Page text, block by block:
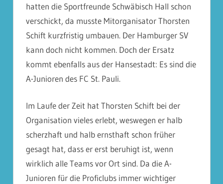
hatten die Sportfreunde Schwäbisch Hall schon
verschickt, da musste Mitorganisator Thorsten
Schift kurzfristig umbauen. Der Hamburger SV
kann doch nicht kommen. Doch der Ersatz
kommt ebenfalls aus der Hansestadt: Es sind die
A-Junioren des FC St. Pauli.
Im Laufe der Zeit hat Thorsten Schift bei der
Organisation vieles erlebt, weswegen er halb
scherzhaft und halb ernsthaft schon früher
gesagt hat, dass er erst beruhigt ist, wenn
wirklich alle Teams vor Ort sind. Da die A-
Junioren für die Proficlubs immer wichtiger